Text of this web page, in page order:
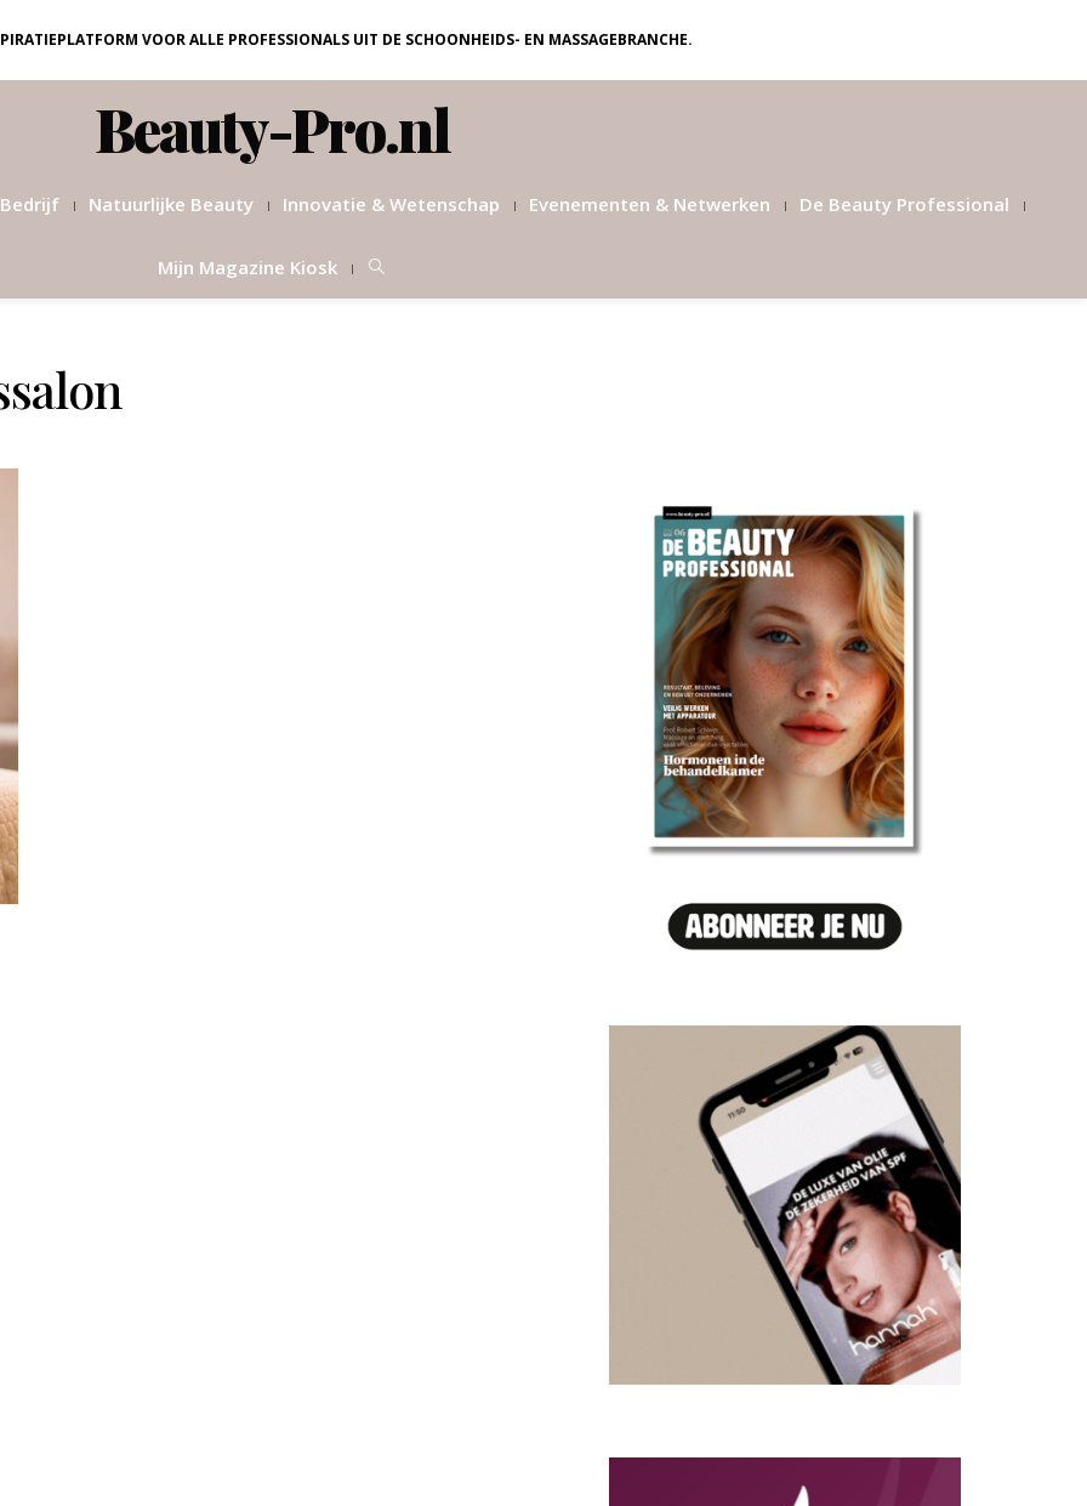
VOOR ALLE PROFESSIONALS UIT DE SCHOONHEIDS- EN MASSAGEBRANCHE.
Beauty-Pro.nl
Natuurlijke Beauty Innovatie & Wetenschap Evenementen & Netwerken De Beauty Professional
Mijn Magazine Kiosk